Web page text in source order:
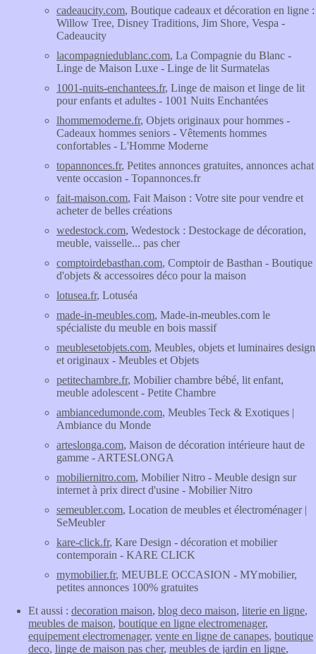
cadeaucity.com, Boutique cadeaux et décoration en ligne :
Willow Tree, Disney Traditions, Jim Shore, Vespa -
Cadeaucity
lacompagniedublanc.com, La Compagnie du Blanc -
Linge de Maison Luxe - Linge de lit Surmatelas
1001-nuits-enchantees.fr, Linge de maison et linge de lit
pour enfants et adultes - 1001 Nuits Enchantées
lhommemoderne.fr, Objets originaux pour hommes -
Cadeaux hommes seniors - Vêtements hommes
confortables - L'Homme Moderne
topannonces.fr, Petites annonces gratuites, annonces achat
vente occasion - Topannonces.fr
fait-maison.com, Fait Maison : Votre site pour vendre et
acheter de belles créations
wedestock.com, Wedestock : Destockage de décoration,
meuble, vaisselle... pas cher
comptoirdebasthan.com, Comptoir de Basthan - Boutique
d'objets & accessoires déco pour la maison
lotusea.fr, Lotuséa
made-in-meubles.com, Made-in-meubles.com le
spécialiste du meuble en bois massif
meublesetobjets.com, Meubles, objets et luminaires design
et originaux - Meubles et Objets
petitechambre.fr, Mobilier chambre bébé, lit enfant,
meuble adolescent - Petite Chambre
ambiancedumonde.com, Meubles Teck & Exotiques |
Ambiance du Monde
arteslonga.com, Maison de décoration intérieure haut de
gamme - ARTESLONGA
mobiliernitro.com, Mobilier Nitro - Meuble design sur
internet à prix direct d'usine - Mobilier Nitro
semeubler.com, Location de meubles et électroménager |
SeMeubler
kare-click.fr, Kare Design - décoration et mobilier
contemporain - KARE CLICK
mymobilier.fr, MEUBLE OCCASION - MYmobilier,
petites annonces 100% gratuites
Et aussi : decoration maison, blog deco maison, literie en ligne,
meubles de maison, boutique en ligne electromenager,
equipement electromenager, vente en ligne de canapes, boutique
deco, linge de maison pas cher, meubles de jardin en ligne,